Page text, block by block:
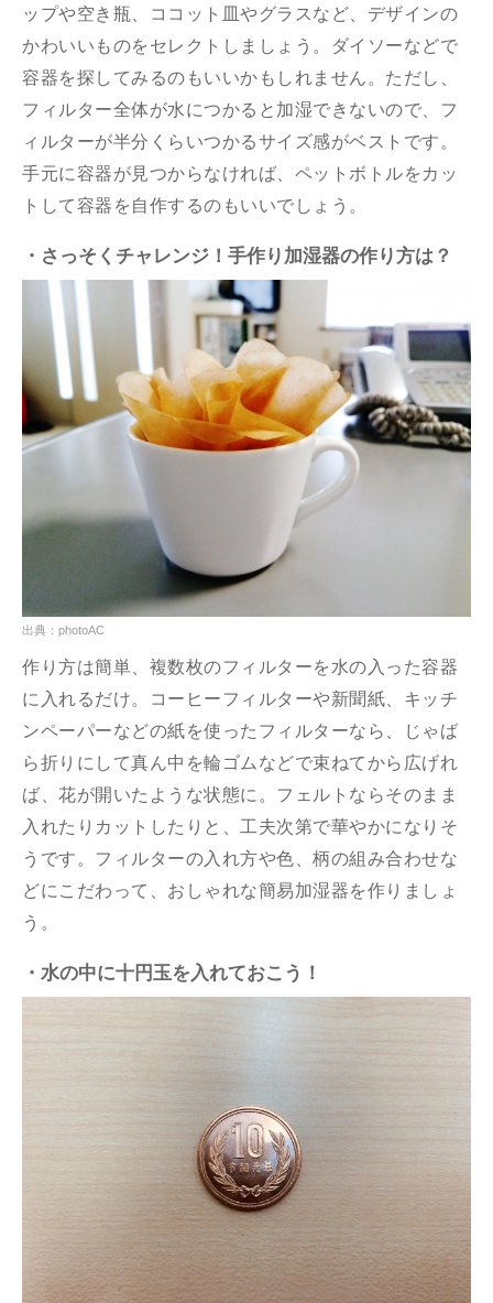
ップや空き瓶、ココット皿やグラスなど、デザインの
かわいいものをセレクトしましょう。ダイソーなどで
容器を探してみるのもいいかもしれません。ただし、
フィルター全体が水につかると加湿できないので、フ
ィルターが半分くらいつかるサイズ感がベストです。
手元に容器が見つからなければ、ペットボトルをカッ
トして容器を自作するのもいいでしょう。
・さっそくチャレンジ！手作り加湿器の作り方は？
出典：photoAC
作り方は簡単、複数枚のフィルターを水の入った容器
に入れるだけ。コーヒーフィルターや新聞紙、キッチ
ンペーパーなどの紙を使ったフィルターなら、じゃば
ら折りにして真ん中を輪ゴムなどで束ねてから広げれ
ば、花が開いたような状態に。フェルトならそのまま
入れたりカットしたりと、工夫次第で華やかになりそ
うです。フィルターの入れ方や色、柄の組み合わせな
どにこだわって、おしゃれな簡易加湿器を作りましょ
う。
・水の中に十円玉を入れておこう！